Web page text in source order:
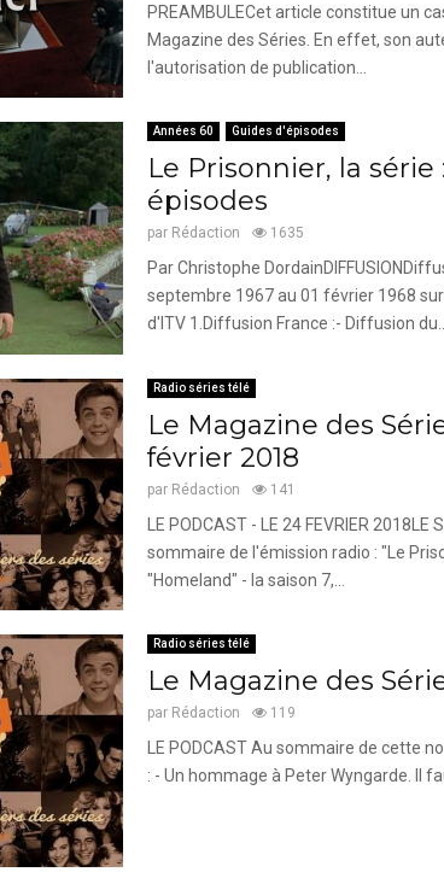
PREAMBULECet article constitue un
Magazine des Séries. En effet, son
l'autorisation de publication...
Années 60 Guides d'épisodes
Le Prisonnier, la série
épisodes
par Rédaction 1635
Par Christophe
septembre 1967 au 01 février 1968
d'ITV 1.Diffusion France :- Diffusion du...
Radio séries télé
Le Magazine des
février 2018
par Rédaction 141
LE PODCAST - LE 24 FEVRIER
sommaire de l'émission radio : "Le
"Homeland" - la saison 7,...
Radio séries télé
Le Magazine des
par Rédaction 119
LE PODCAST Au sommaire de cette
: - Un hommage à Peter Wyngarde. Il